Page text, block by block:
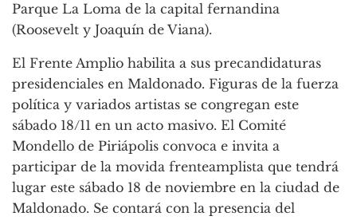
Parque La Loma de la capital fernandina
(Roosevelt y Joaquín de Viana).
El Frente Amplio habilita a sus precandidaturas
presidenciales en Maldonado. Figuras de la fuerza
política y variados artistas se congregan este
sábado 18/11 en un acto masivo. El Comité
Mondello de Piriápolis convoca e invita a
participar de la movida frenteamplista que tendrá
lugar este sábado 18 de noviembre en la ciudad de
Maldonado. Se contará con la presencia del